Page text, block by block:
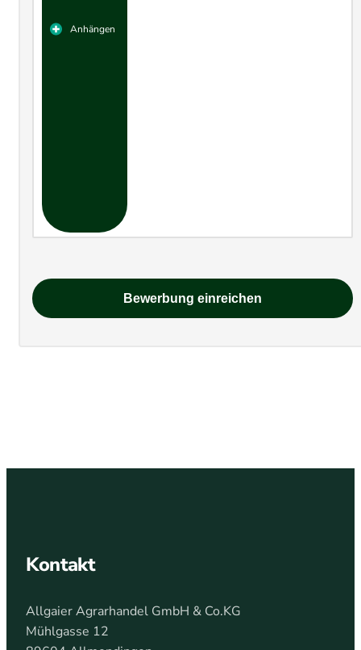
​Anhängen
Bewerbung einreichen
Kontakt
Allgaier Agrarhandel GmbH & Co.KG
Mühlgasse 12